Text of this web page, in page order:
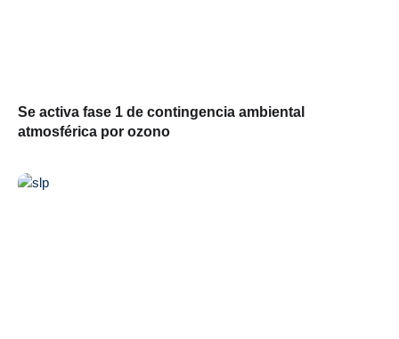
Se activa fase 1 de contingencia ambiental
atmosférica por ozono